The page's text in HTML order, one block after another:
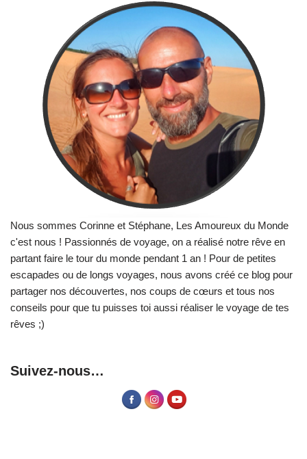
Nous sommes Corinne et Stéphane, Les Amoureux du Monde
c'est nous ! Passionnés de voyage, on a réalisé notre rêve en
partant faire le tour du monde pendant 1 an ! Pour de petites
escapades ou de longs voyages, nous avons créé ce blog pour
partager nos découvertes, nos coups de cœurs et tous nos
conseils pour que tu puisses toi aussi réaliser le voyage de tes
rêves ;)
Suivez-nous…